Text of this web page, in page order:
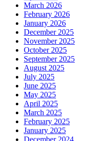
March 2026
February 2026
January 2026
December 2025
November 2025
October 2025
September 2025
August 2025
July 2025
June 2025
May 2025
April 2025
March 2025
February 2025
January 2025
December 2024